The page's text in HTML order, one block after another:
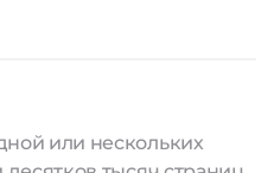
или нескольких